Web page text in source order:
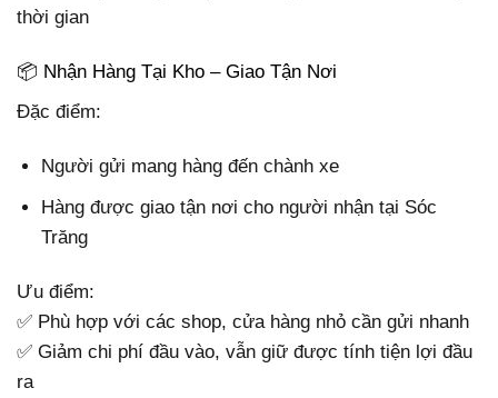
thời gian
📦 Nhận Hàng Tại Kho – Giao Tận Nơi
Đặc điểm:
Người gửi mang hàng đến chành xe
Hàng được giao tận nơi cho người nhận tại Sóc
Trăng
Ưu điểm:
✅ Phù hợp với các shop, cửa hàng nhỏ cần gửi nhanh
✅ Giảm chi phí đầu vào, vẫn giữ được tính tiện lợi đầu
ra